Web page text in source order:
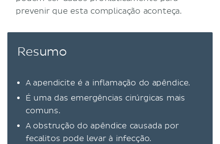
prevenir que esta complicação aconteça.
Resumo
A apendicite é a inflamação do apêndice.
É uma das emergências cirúrgicas mais
comuns.
A obstrução do apêndice causada por
fecalitos pode levar à infecção.